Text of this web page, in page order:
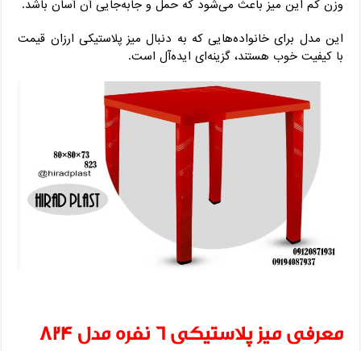
وزن کم این میز باعث می‌شود که حمل و جابه‌جایی آن آسان باشد.
این مدل برای خانواده‌هایی که به دنبال میز پلاستیکی ارزان قیمت
با کیفیت خوب هستند، گزینه‌ای ایده‌آل است.
معرفی میز پلاستیکی ۶ نفره مدل ۸۲۴